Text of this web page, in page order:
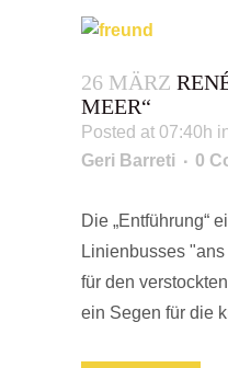
26 MÄRZ
MEER“
Posted at 07:40h
Geri Barreti
0
Die „Entführung“
Linienbusses
für den
ein Segen für die